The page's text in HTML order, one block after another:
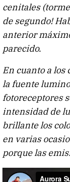
cenitales
de segundo!
anterior
parecido.
En cuanto a
la fuente
fotoreceptores
intensidad de
brillante los
en varias
porque las